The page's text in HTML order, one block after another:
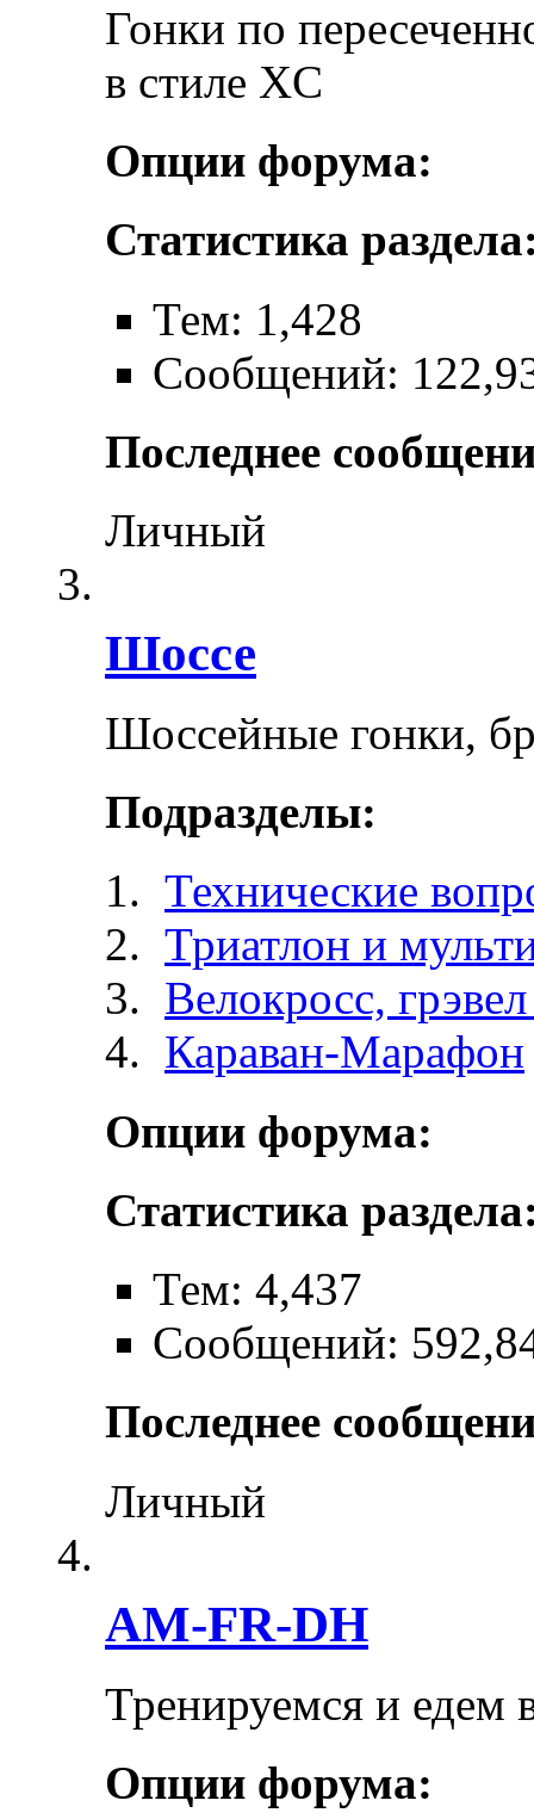
Гонки по
в стиле XC
Опции форума:
Статистика
Тем: 1,428
Сообщений:
Последнее
Личный
Шоссе
Шоссейные гонки,
Подразделы:
Технические
Триатлон и
Велокросc,
Караван-Марафон
Опции форума:
Статистика
Тем: 4,437
Сообщений:
Последнее
Личный
AM-FR-DH
Тренируемся и едем
Опции форума: